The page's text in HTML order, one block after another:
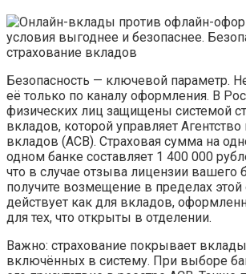
Безопасность — ключевой параметр.
её только по каналу оформления. В
физических лиц защищены системой
вкладов, которой управляет
вкладов (АСВ). Страховая сумма на
одном банке составляет 1 400 000
что в случае отзыва лицензии вашего
получите возмещение в пределах
действует как для вкладов,
для тех, что открыты в отделении.
Важно: страхование покрывает
включённых в систему. При выборе